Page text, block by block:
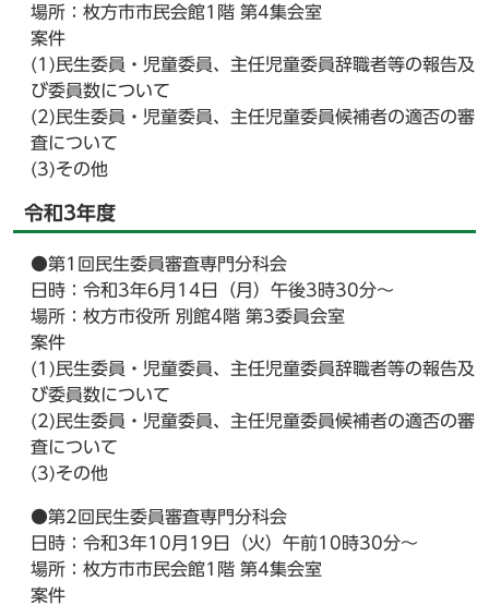
場所：枚方市市民会館1階 第4集会室
案件
(1)民生委員・児童委員、主任児童委員辞職者等の報告及
び委員数について
(2)民生委員・児童委員、主任児童委員候補者の適否の審
査について
(3)その他
令和3年度
●第1回民生委員審査専門分科会
日時：令和3年6月14日（月）午後3時30分～
場所：枚方市役所 別館4階 第3委員会室
案件
(1)民生委員・児童委員、主任児童委員辞職者等の報告及
び委員数について
(2)民生委員・児童委員、主任児童委員候補者の適否の審
査について
(3)その他
●第2回民生委員審査専門分科会
日時：令和3年10月19日（火）午前10時30分～
場所：枚方市市民会館1階 第4集会室
案件